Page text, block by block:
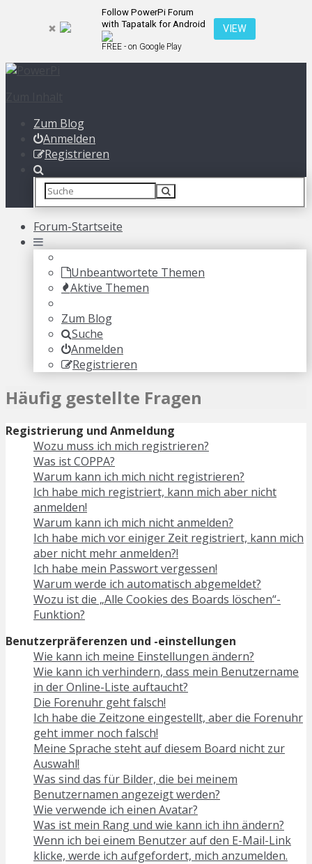
Follow PowerPi Forum
with Tapatalk for Android
FREE - on Google Play
VIEW
Zum Blog
Anmelden
Registrieren
Forum-Startseite
Unbeantwortete Themen
Aktive Themen
Zum Blog
Suche
Anmelden
Registrieren
Häufig gestellte Fragen
Registrierung und Anmeldung
Wozu muss ich mich registrieren?
Was ist COPPA?
Warum kann ich mich nicht registrieren?
Ich habe mich registriert, kann mich aber nicht
anmelden!
Warum kann ich mich nicht anmelden?
Ich habe mich vor einiger Zeit registriert, kann mich
aber nicht mehr anmelden?!
Ich habe mein Passwort vergessen!
Warum werde ich automatisch abgemeldet?
Wozu ist die „Alle Cookies des Boards löschen“-
Funktion?
Benutzerpräferenzen und -einstellungen
Wie kann ich meine Einstellungen ändern?
Wie kann ich verhindern, dass mein Benutzername
in der Online-Liste auftaucht?
Die Forenuhr geht falsch!
Ich habe die Zeitzone eingestellt, aber die Forenuhr
geht immer noch falsch!
Meine Sprache steht auf diesem Board nicht zur
Auswahl!
Was sind das für Bilder, die bei meinem
Benutzernamen angezeigt werden?
Wie verwende ich einen Avatar?
Was ist mein Rang und wie kann ich ihn ändern?
Wenn ich bei einem Benutzer auf den E-Mail-Link
klicke, werde ich aufgefordert, mich anzumelden.